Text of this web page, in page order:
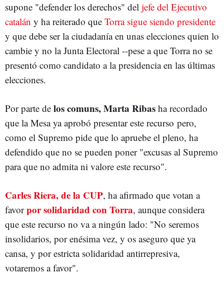
supone "defender los derechos" del jefe del Ejecutivo
catalán y ha reiterado que Torra sigue siendo presidente
y que debe ser la ciudadanía en unas elecciones quien lo
cambie y no la Junta Electoral --pese a que Torra no se
presentó como candidato a la presidencia en las últimas
elecciones.
Por parte de los comuns, Marta Ribas ha recordado
que la Mesa ya aprobó presentar este recurso pero,
como el Supremo pide que lo apruebe el pleno, ha
defendido que no se pueden poner "excusas al Supremo
para que no admita ni valore este recurso".
Carles Riera, de la CUP, ha afirmado que votan a
favorpor solidaridad con Torra, aunque considera
que este recurso no va a ningún lado: "No seremos
insolidarios, por enésima vez, y os aseguro que ya
cansa, y por estricta solidaridad antirrepresiva,
votaremos a favor".